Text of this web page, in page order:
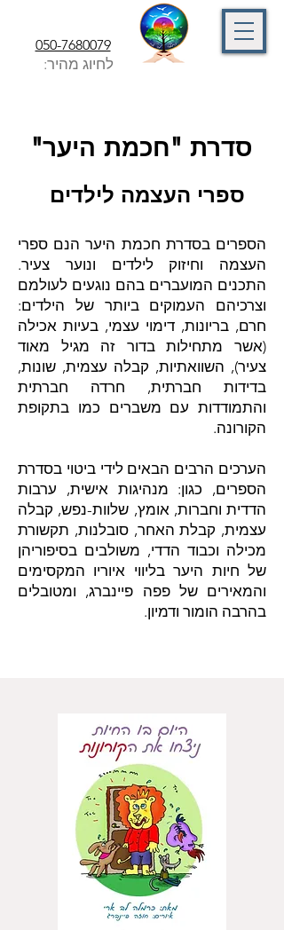
לחיוג מהיר:
050-7680079
"סדרת "חכמת היער
ספרי העצמה לילדים
הספרים בסדרת חכמת היער הנם ספרי
העצמה וחיזוק לילדים ונוער צעיר.
התכנים המועברים בהם נוגעים לעולמם
וצרכיהם העמוקים ביותר של הילדים:
חרם, בריונות, דימוי עצמי, בעיות אכילה
(אשר מתחילות בדור זה מגיל מאוד
צעיר), השוואתיות, קבלה עצמית, שונות,
בדידות חברתית, חרדה חברתית
והתמודדות עם משברים כמו בתקופת
הקורונה.
הערכים הרבים הבאים לידי ביטוי בסדרת
הספרים, כגון: מנהיגות אישית, ערבות
הדדית וחברות, אומץ, שלוות-נפש, קבלה
עצמית, קבלת האחר, סובלנות, תקשורת
מכילה וכבוד הדדי, משולבים בסיפוריהן
של חיות היער בליווי איוריו המקסימים
והמאירים של פפה פיינברג, ומטובלים
בהרבה הומור ודמיון.